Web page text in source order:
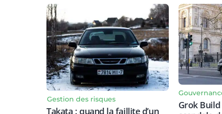
Gestion des risques
Takata : quand la faillite d’un
Grok